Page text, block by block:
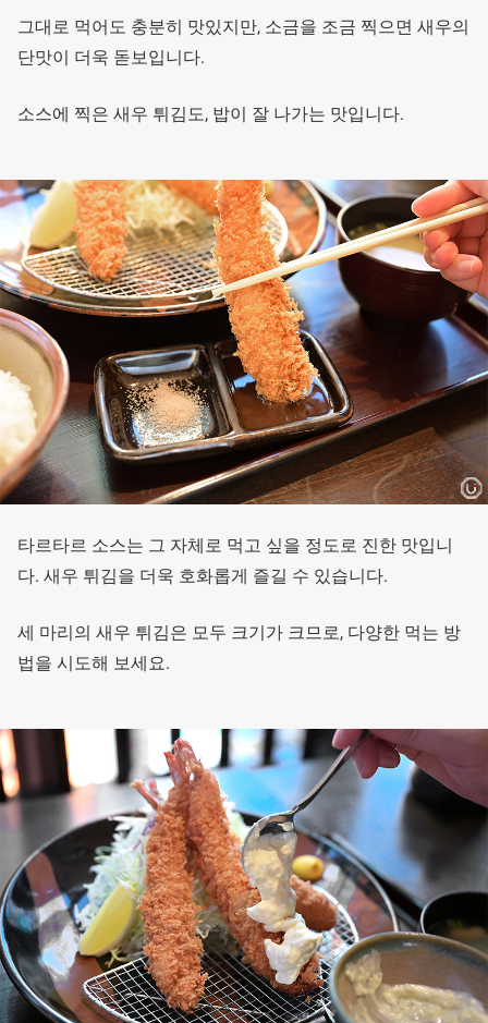
그대로 먹어도 충분히 맛있지만, 소금을 조금 찍으면 새우의
단맛이 더욱 돋보입니다.
소스에 찍은 새우 튀김도, 밥이 잘 나가는 맛입니다.
타르타르 소스는 그 자체로 먹고 싶을 정도로 진한 맛입니
다. 새우 튀김을 더욱 호화롭게 즐길 수 있습니다.
세 마리의 새우 튀김은 모두 크기가 크므로, 다양한 먹는 방
법을 시도해 보세요.